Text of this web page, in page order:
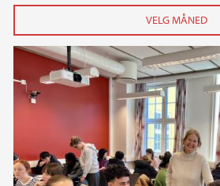
2025
november (1)
oktober (1)
september
2022